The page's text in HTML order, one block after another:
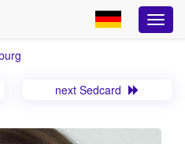
next Sedcard